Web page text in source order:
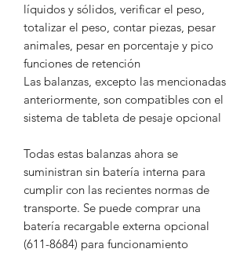
líquidos y sólidos, verificar el peso,
totalizar el peso, contar piezas, pesar
animales, pesar en porcentaje y pico
funciones de retención
Las balanzas, excepto las mencionadas
anteriormente, son compatibles con el
sistema de tableta de pesaje opcional
Todas estas balanzas ahora se
suministran sin batería interna para
cumplir con las recientes normas de
transporte. Se puede comprar una
batería recargable externa opcional
(611-8684) para funcionamiento